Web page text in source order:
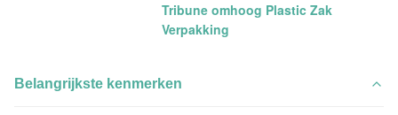
Tribune omhoog Plastic Zak
Verpakking
Belangrijkste kenmerken